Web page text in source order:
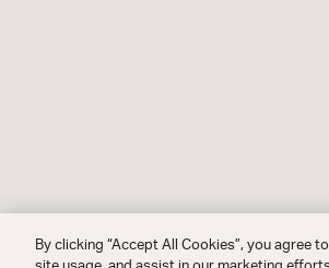
By clicking “Accept All Cookies”, you agree